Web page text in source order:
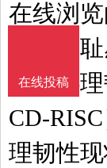
在线浏
自我病
文版心
CD-
理韧性
在线投稿